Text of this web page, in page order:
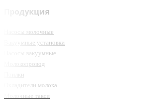
Продукция
Насосы молочные
Вакуумные установки
Насосы вакуумные
Молокопровод
Охладители молока
Молочные такси